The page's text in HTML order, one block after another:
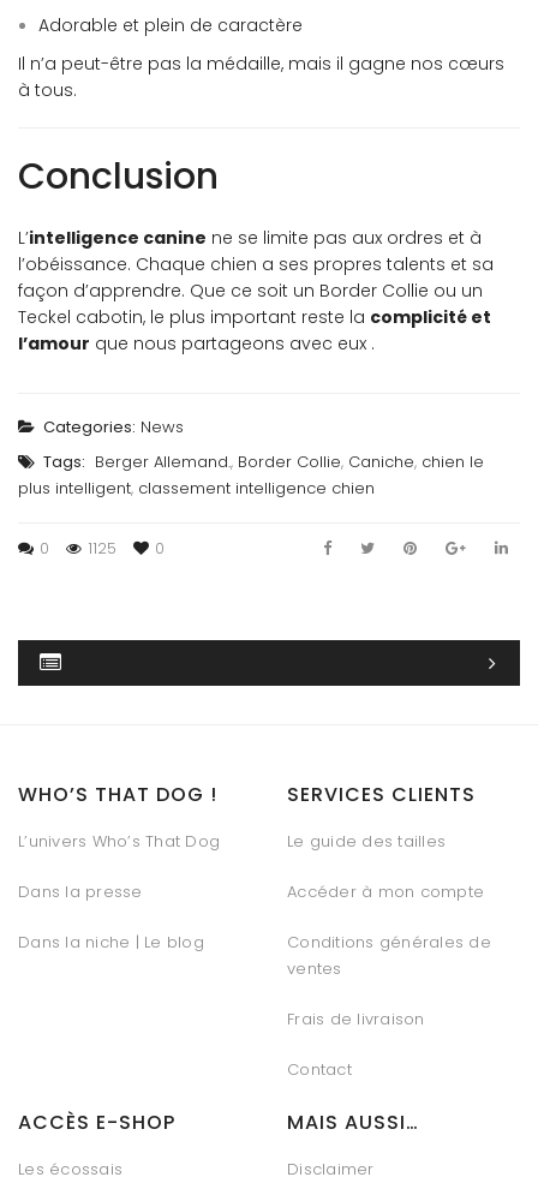
Adorable et plein de caractère
Il n’a peut-être pas la médaille, mais il gagne nos cœurs
à tous.
Conclusion
L’intelligence canine ne se limite pas aux ordres et à
l’obéissance. Chaque chien a ses propres talents et sa
façon d’apprendre. Que ce soit un Border Collie ou un
Teckel cabotin, le plus important reste la complicité et
l’amour que nous partageons avec eux .
Categories: News
Tags: Berger Allemand., Border Collie, Caniche, chien le
plus intelligent, classement intelligence chien
0 1125 0
WHO’S THAT DOG !
L’univers Who’s That Dog
Dans la presse
Dans la niche | Le blog
SERVICES CLIENTS
Le guide des tailles
Accéder à mon compte
Conditions générales de
ventes
Frais de livraison
Contact
ACCÈS E-SHOP
Les écossais
MAIS AUSSI…
Disclaimer